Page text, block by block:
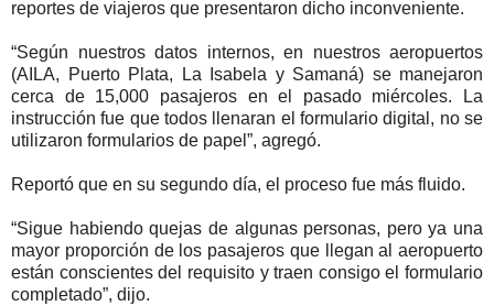
reportes de viajeros que presentaron dicho inconveniente.
“Según nuestros datos internos, en nuestros aeropuertos
(AILA, Puerto Plata, La Isabela y Samaná) se manejaron
cerca de 15,000 pasajeros en el pasado miércoles. La
instrucción fue que todos llenaran el formulario digital, no se
utilizaron formularios de papel”, agregó.
Reportó que en su segundo día, el proceso fue más fluido.
“Sigue habiendo quejas de algunas personas, pero ya una
mayor proporción de los pasajeros que llegan al aeropuerto
están conscientes del requisito y traen consigo el formulario
completado”, dijo.